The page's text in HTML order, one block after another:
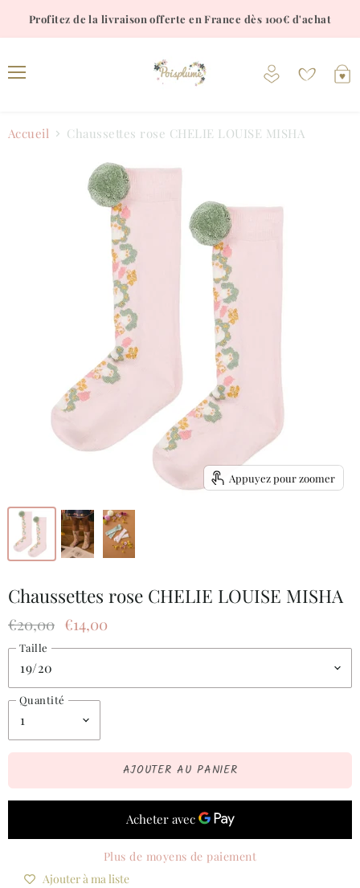
Profitez de la livraison offerte en France dès 100€ d'achat
Voir
Accueil Chaussettes rose CHELIE LOUISE MISHA
Appuyez pour zoomer
Chaussettes rose CHELIE LOUISE MISHA
Prix d'origine
€20,00 Prix actuel
€14,00
Taille
Quantité
AJOUTER AU PANIER
Plus de moyens de paiement
Ajouter à ma liste